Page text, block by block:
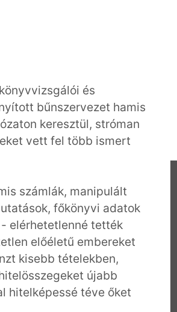
és
bűnszervezet hamis
keresztül, stróman
vett fel több ismert
számlák, manipulált
főkönyvi adatok
elérhetetlenné tették
előéletű embereket
kisebb tételekben,
újabb
hitelképessé téve őket